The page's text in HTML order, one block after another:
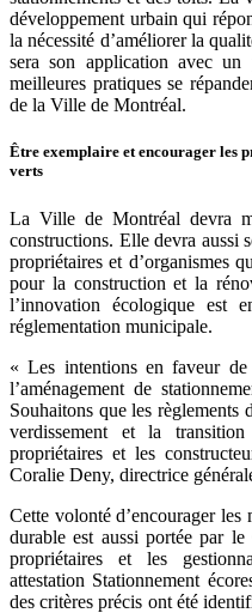
développement urbain qui
la nécessité d’améliorer la
sera son application avec
meilleures pratiques se
de la Ville de Montréal.
Être exemplaire et encourager les
verts
La Ville de Montréal devra
constructions. Elle devra aussi
propriétaires et d’organismes
pour la construction et la
l’innovation écologique est
réglementation municipale.
« Les intentions en faveur
l’aménagement de
Souhaitons que les
verdissement et la
propriétaires et les
Coralie Deny, directrice
Cette volonté d’encourager les
durable est aussi portée par
propriétaires et les
attestation Stationnement
des critères précis ont été